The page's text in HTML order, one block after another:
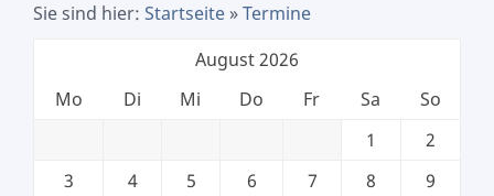
Sie sind hier: Startseite »Termine
August 2026
Mo
Di Mi Do Fr Sa
So
1
2
3
4 5 6 7 8 9